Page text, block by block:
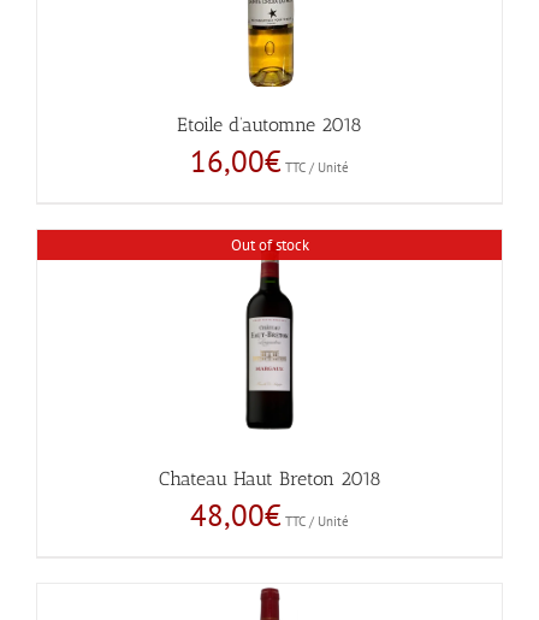
Etoile d’automne 2018
16,00€ TTC / Unité
Out of stock
Chateau Haut Breton 2018
48,00€ TTC / Unité